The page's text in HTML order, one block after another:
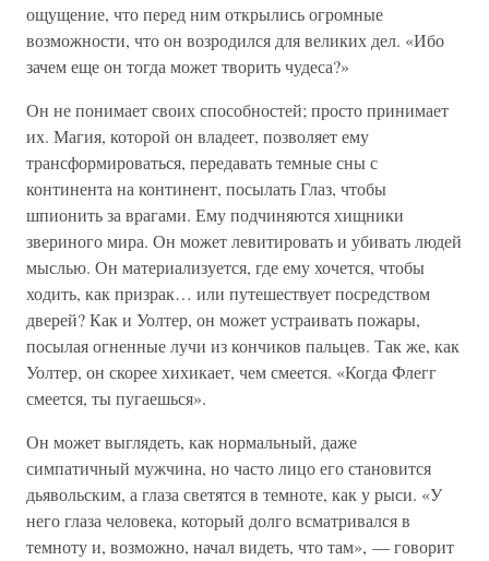
ощущение, что перед ним открылись огромные
возможности, что он возродился для великих дел. «Ибо
зачем еще он тогда может творить чудеса?»
Он не понимает своих способностей; просто принимает
их. Магия, которой он владеет, позволяет ему
трансформироваться, передавать темные сны с
континента на континент, посылать Глаз, чтобы
шпионить за врагами. Ему подчиняются хищники
звериного мира. Он может левитировать и убивать людей
мыслью. Он материализуется, где ему хочется, чтобы
ходить, как призрак… или путешествует посредством
дверей? Как и Уолтер, он может устраивать пожары,
посылая огненные лучи из кончиков пальцев. Так же, как
Уолтер, он скорее хихикает, чем смеется. «Когда Флегг
смеется, ты пугаешься».
Он может выглядеть, как нормальный, даже
симпатичный мужчина, но часто лицо его становится
дьявольским, а глаза светятся в темноте, как у рыси. «У
него глаза человека, который долго всматривался в
темноту и, возможно, начал видеть, что там», — говорит